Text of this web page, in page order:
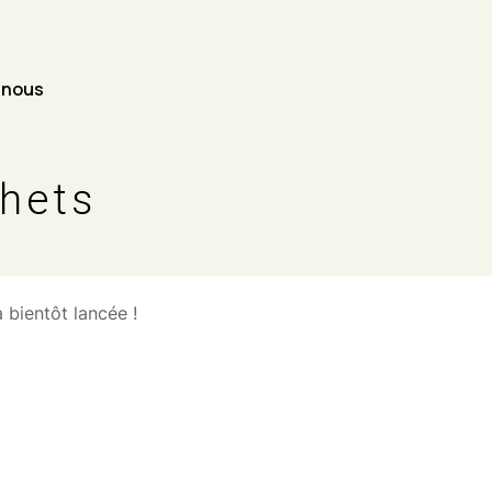
bientôt lancée !